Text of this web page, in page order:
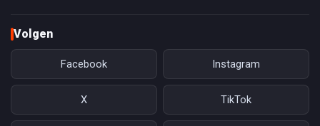
Volgen
Facebook Instagram
X TikTok